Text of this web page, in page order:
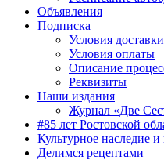
Объявления
Подписка
Условия
Условия оплаты
Описание
Реквизиты
Наши издания
Журнал «Две
#85 лет Ростовской
Культурное наследие и
Делимся рецептами